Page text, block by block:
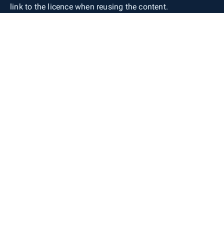
link to the licence when reusing the content.